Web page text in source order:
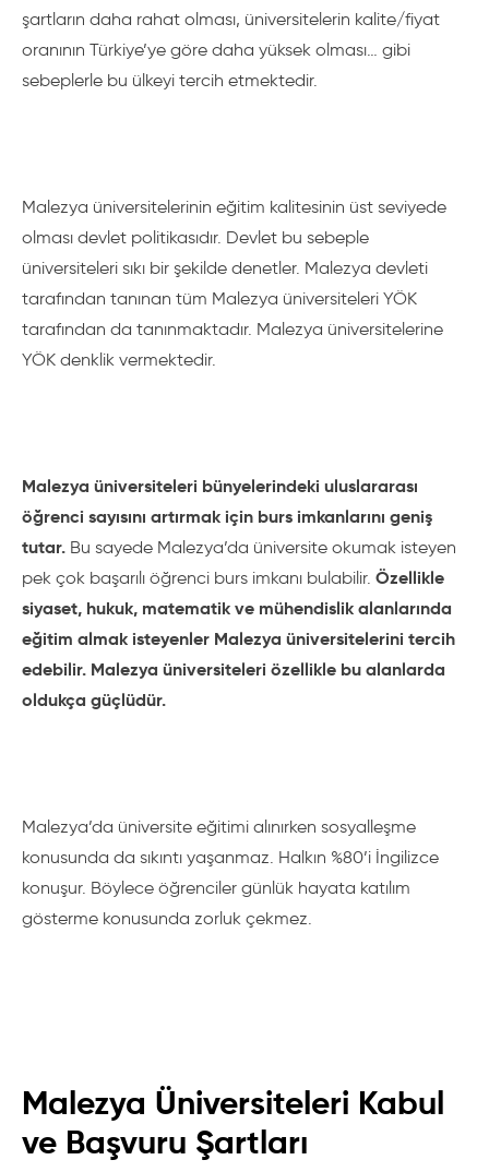
şartların daha rahat olması, üniversitelerin kalite/fiyat
oranının Türkiye’ye göre daha yüksek olması… gibi
sebeplerle bu ülkeyi tercih etmektedir.
Malezya üniversitelerinin eğitim kalitesinin üst seviyede
olması devlet politikasıdır. Devlet bu sebeple
üniversiteleri sıkı bir şekilde denetler. Malezya devleti
tarafından tanınan tüm Malezya üniversiteleri YÖK
tarafından da tanınmaktadır. Malezya üniversitelerine
YÖK denklik vermektedir.
Malezya üniversiteleri bünyelerindeki uluslararası
öğrenci sayısını artırmak için burs imkanlarını geniş
tutar. Bu sayede Malezya’da üniversite okumak isteyen
pek çok başarılı öğrenci burs imkanı bulabilir. Özellikle
siyaset, hukuk, matematik ve mühendislik alanlarında
eğitim almak isteyenler Malezya üniversitelerini tercih
edebilir. Malezya üniversiteleri özellikle bu alanlarda
oldukça güçlüdür.
Malezya’da üniversite eğitimi alınırken sosyalleşme
konusunda da sıkıntı yaşanmaz. Halkın %80’i İngilizce
konuşur. Böylece öğrenciler günlük hayata katılım
gösterme konusunda zorluk çekmez.
Malezya Üniversiteleri Kabul
ve Başvuru Şartları